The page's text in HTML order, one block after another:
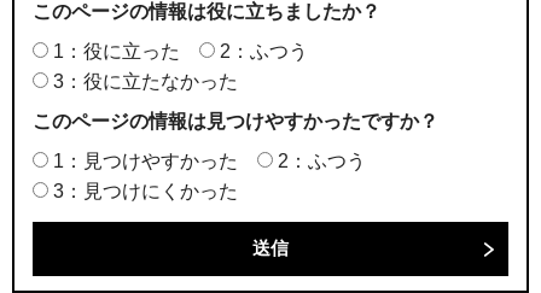
このページの情報は役に立ちましたか？
1：役に立った
2：ふつう
3：役に立たなかった
このページの情報は見つけやすかったですか？
1：見つけやすかった
2：ふつう
3：見つけにくかった